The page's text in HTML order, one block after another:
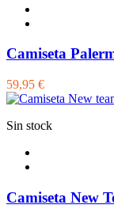
Camiseta
59,95 €
Sin stock
Camiseta New